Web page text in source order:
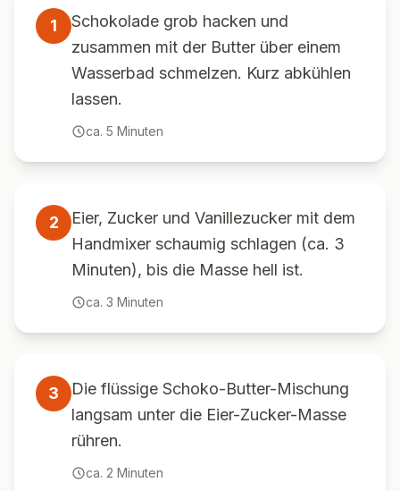
1
Schokolade grob hacken und
zusammen mit der Butter über einem
Wasserbad schmelzen. Kurz abkühlen
lassen.
ca. 5 Minuten
2
Eier, Zucker und Vanillezucker mit dem
Handmixer schaumig schlagen (ca. 3
Minuten), bis die Masse hell ist.
ca. 3 Minuten
3
Die flüssige Schoko-Butter-Mischung
langsam unter die Eier-Zucker-Masse
rühren.
ca. 2 Minuten